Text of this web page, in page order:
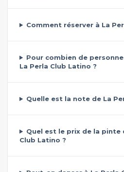
Comment réserver à La
Pour combien de
La Perla Club Latino ?
Quelle est la note de La
Quel est le prix de la pinte
Club Latino ?